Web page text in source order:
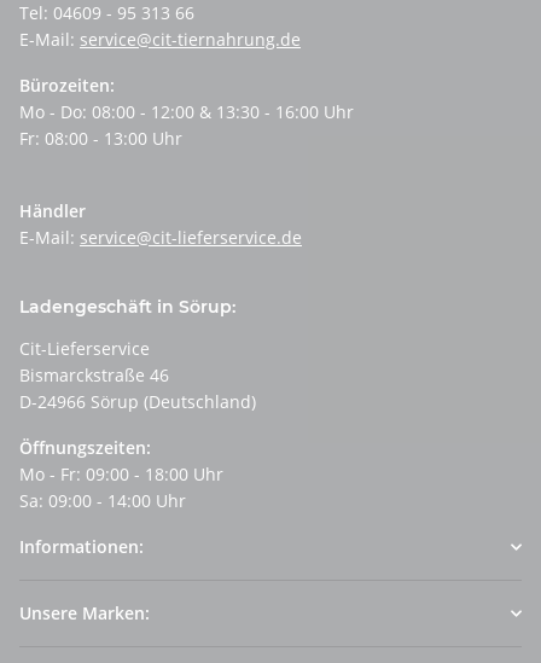
Tel: 04609 - 95 313 66
E-Mail: service@cit-tiernahrung.de
Bürozeiten:
Mo - Do: 08:00 - 12:00 & 13:30 - 16:00 Uhr
Fr: 08:00 - 13:00 Uhr
Händler
E-Mail: service@cit-lieferservice.de
Ladengeschäft in Sörup:
Cit-Lieferservice
Bismarckstraße 46
D-24966 Sörup (Deutschland)
Öffnungszeiten:
Mo - Fr: 09:00 - 18:00 Uhr
Sa: 09:00 - 14:00 Uhr
Informationen:
Unsere Marken: